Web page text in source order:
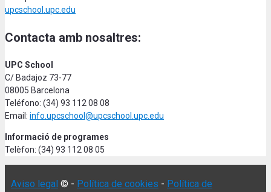
upcschool.upc.edu
Contacta amb nosaltres:
UPC School
C/ Badajoz 73-77
08005 Barcelona
Teléfono: (34) 93 112 08 08
Email: info.upcschool@upcschool.upc.edu
Informació de programes
Telèfon: (34) 93 112 08 05
Aviso legal © - Política de cookies - Política de